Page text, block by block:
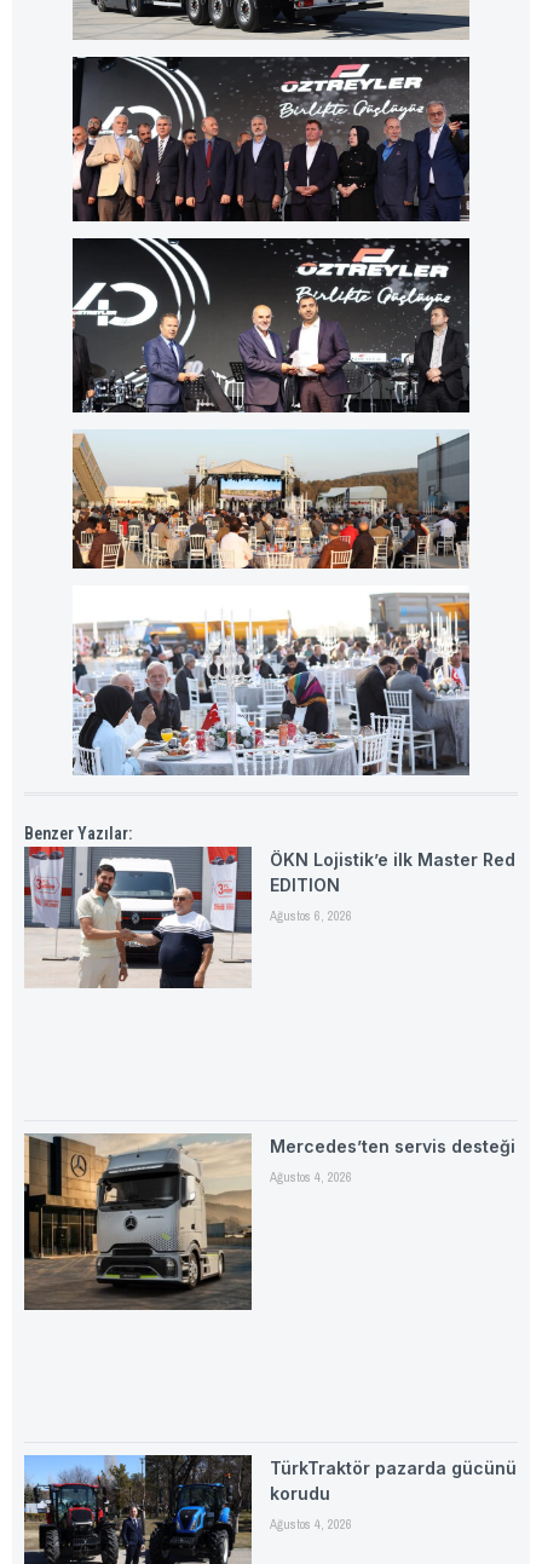
Benzer Yazılar:
ÖKN Lojistik’e ilk Master Red
EDITION
Ağustos 6, 2026
Mercedes’ten servis desteği
Ağustos 4, 2026
TürkTraktör pazarda gücünü
korudu
Ağustos 4, 2026